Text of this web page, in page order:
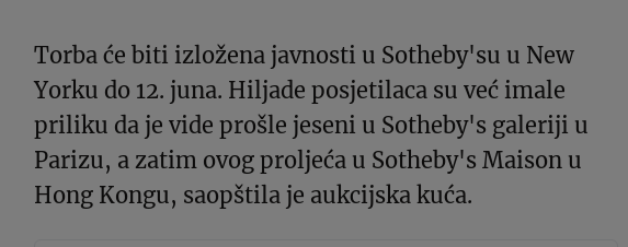
Torba će biti izložena javnosti u Sotheby'su u New
Yorku do 12. juna. Hiljade posjetilaca su već imale
priliku da je vide prošle jeseni u Sotheby's galeriji u
Parizu, a zatim ovog proljeća u Sotheby's Maison u
Hong Kongu, saopštila je aukcijska kuća.